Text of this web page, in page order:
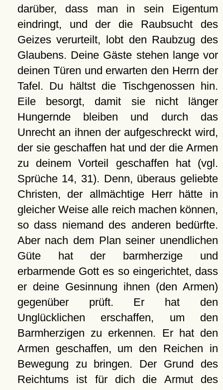
darüber, dass man in sein Eigentum
eindringt, und der die Raubsucht des
Geizes verurteilt, lobt den Raubzug des
Glaubens. Deine Gäste stehen lange vor
deinen Türen und erwarten den Herrn der
Tafel. Du hältst die Tischgenossen hin.
Eile besorgt, damit sie nicht länger
Hungernde bleiben und durch das
Unrecht an ihnen der aufgeschreckt wird,
der sie geschaffen hat und der die Armen
zu deinem Vorteil geschaffen hat (vgl.
Sprüche 14, 31). Denn, überaus geliebte
Christen, der allmächtige Herr hätte in
gleicher Weise alle reich machen können,
so dass niemand des anderen bedürfte.
Aber nach dem Plan seiner unendlichen
Güte hat der barmherzige und
erbarmende Gott es so eingerichtet, dass
er deine Gesinnung ihnen (den Armen)
gegenüber prüft. Er hat den
Unglücklichen erschaffen, um den
Barmherzigen zu erkennen. Er hat den
Armen geschaffen, um den Reichen in
Bewegung zu bringen. Der Grund des
Reichtums ist für dich die Armut des